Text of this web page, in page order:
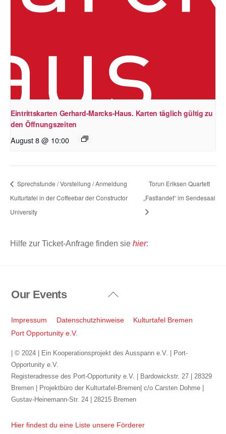
Eintrittskarten Gerhard-Marcks-Haus. Karten täglich gültig zu
den Öffnungszeiten
August 8 @ 10:00
Sprechstunde / Vorstellung / Anmeldung
Kulturtafel in der Coffeebar der Constructor
University
Torun Eriksen Quartett
„Fastlandet“ im Sendesaal
Hilfe zur Ticket-Anfrage finden sie hier:
Back
Top
Our Events
Impressum Datenschutzhinweise
Kulturtafel Bremen
Port Opportunity e.V.
| © 2024 | Ein Kooperationsprojekt des Ausspann e.V. | Port-
Opportunity e.V.
Registeradresse des Port-Opportunity e.V. | Bardowickstr. 27 | 28329
Bremen | Projektbüro der Kulturtafel-Bremen| c/o Carsten Dohme |
Gustav-Heinemann-Str. 24 | 28215 Bremen
Hier findest du eine Liste unsere Förderer